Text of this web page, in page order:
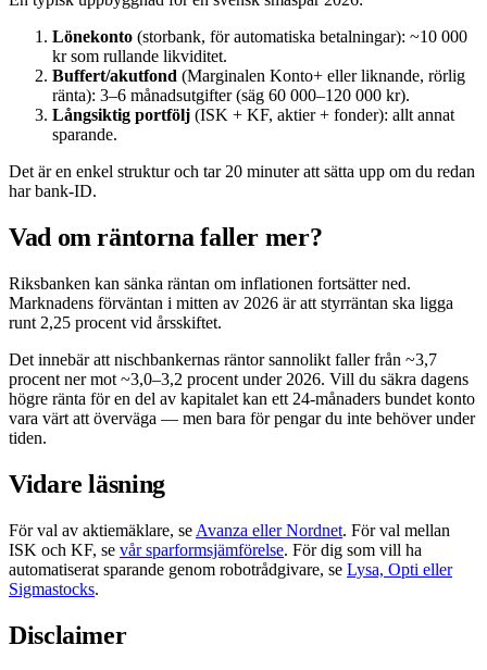
Lönekonto (storbank, för automatiska betalningar): ~10 000
kr som rullande likviditet.
Buffert/akutfond (Marginalen Konto+ eller liknande, rörlig
ränta): 3–6 månadsutgifter (säg 60 000–120 000 kr).
Långsiktig portfölj (ISK + KF, aktier + fonder): allt annat
sparande.
Det är en enkel struktur och tar 20 minuter att sätta upp om du redan
har bank-ID.
Vad om räntorna faller mer?
Riksbanken kan sänka räntan om inflationen fortsätter ned.
Marknadens förväntan i mitten av 2026 är att styrräntan ska ligga
runt 2,25 procent vid årsskiftet.
Det innebär att nischbankernas räntor sannolikt faller från ~3,7
procent ner mot ~3,0–3,2 procent under 2026. Vill du säkra dagens
högre ränta för en del av kapitalet kan ett 24-månaders bundet konto
vara värt att överväga — men bara för pengar du inte behöver under
tiden.
Vidare läsning
För val av aktiemäklare, se Avanza eller Nordnet. För val mellan
ISK och KF, se vår sparformsjämförelse. För dig som vill ha
automatiserat sparande genom robotrådgivare, se Lysa, Opti eller
Sigmastocks.
Disclaimer